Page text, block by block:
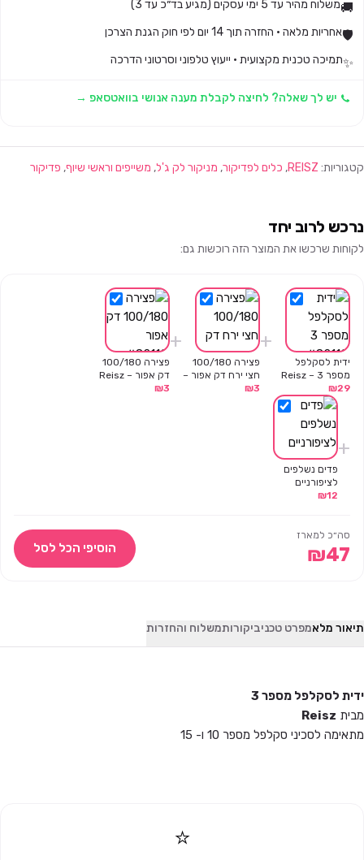
🚚משלוח מהיר עד 5 ימי עסקים (מגיע בד״כ עד 3)
🛡️אחריות מלאה · החזרה תוך 14 יום לפי חוק הגנת הצרכן
✨תמיכה טכנית מקצועית · ייעוץ טלפוני וסרטוני הדרכה
יש לך שאלה? לחיצה לקבלת מענה אנושי בוואטסאפ →
קטגוריות: REISZ
, כלים לפדיקור, מניקור לק ג'ל, משייפים וראשי שיוף, פדיקור
נרכש לרוב יחד
לקוחות שרכשו את המוצר הזה רוכשות גם:
ידית לסקלפל
מספר 3 – Reisz
₪29
+
פצירה 100/180
חצי ירח דק אפור –
Reisz
₪3
+
פצירה 100/180
דק אפור – Reisz
₪3
+
פדים נשלפים
לציפורניים
₪12
סה״כ למארז
₪47 הוסיפי הכל לסל
תיאור מלאמפרט טכניביקורותמשלוח והחזרות
ידית לסקלפל מספר 3
מבית Reisz
מתאימה לסכיני סקלפל מספר 10 ו- 15
⭐